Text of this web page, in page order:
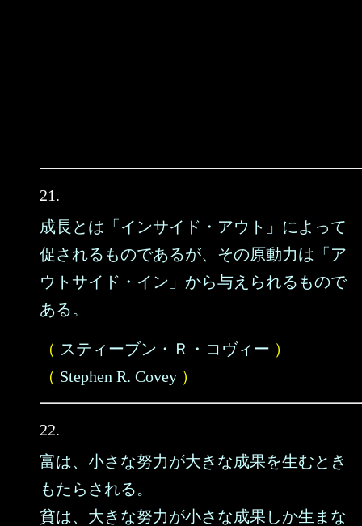
21.
成長とは「インサイド・アウト」によって
促されるものであるが、その原動力は「ア
ウトサイド・イン」から与えられるもので
ある。
（ スティーブン・Ｒ・コヴィー ）
（ Stephen R. Covey ）
22.
富は、小さな努力が大きな成果を生むとき
もたらされる。
貧は、大きな努力が小さな成果しか生まな